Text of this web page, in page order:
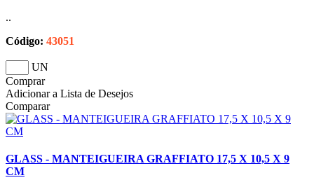
..
Código: 43051
UN
Comprar
Adicionar a Lista de Desejos
Comparar
GLASS - MANTEIGUEIRA GRAFFIATO 17,5 X 10,5 X 9
CM